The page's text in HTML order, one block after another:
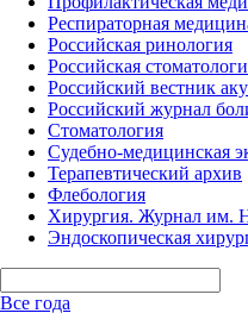
Респираторная
Российская ринология
Российская
Российский вестник
Российский журнал
Стоматология
Судебно-медицинская
Терапевтический архив
Флебология
Хирургия. Журнал им.
Эндоскопическая
Все года